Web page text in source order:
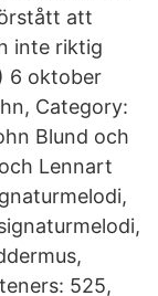
att
inte riktig
6 oktober
Category:
Blund och
Lennart
525,